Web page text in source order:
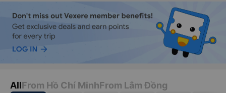
AllFrom Hồ Chí MinhFrom Lâm Đồng